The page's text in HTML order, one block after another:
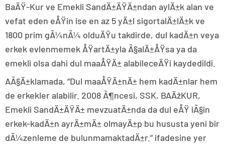
BaÄŸ-Kur ve Emekli SandÄ±ÄŸÄ±ndan aylÄ±k alan ve
vefat eden eÅŸin ise en az 5 yÄ±l sigortalÄ±lÄ±k ve
1800 prim gÃ¼nÃ¼ olduÄŸu takdirde, dul kadÄ±n veya
erkek evlenmemek ÅŸartÄ±yla Ã§alÄ±ÅŸsa ya da
emekli olsa dahi dul maaÅŸÄ± alabileceÄŸi kaydedildi.
AÃ§Ä±klamada, “Dul maaÅŸÄ±nÄ± hem kadÄ±nlar hem
de erkekler alabilir. 2008 Ã¶ncesi, SSK, BAÄžKUR,
Emekli SandÄ±ÄŸÄ± mevzuatÄ±nda da dul eÅŸ iÃ§in
erkek-kadÄ±n ayrÄ±mÄ± olmayÄ±p bu hususta yeni bir
dÃ¼zenleme de bulunmamaktadÄ±r.” ifadesine yer